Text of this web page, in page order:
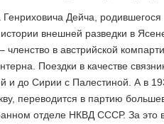
Генриховича Дейча,
внешней разведки в
членство в австрийской
Поездки в качестве
и до Сирии с Палестиной. А в
переводится в партию
отделе НКВД СССР. За